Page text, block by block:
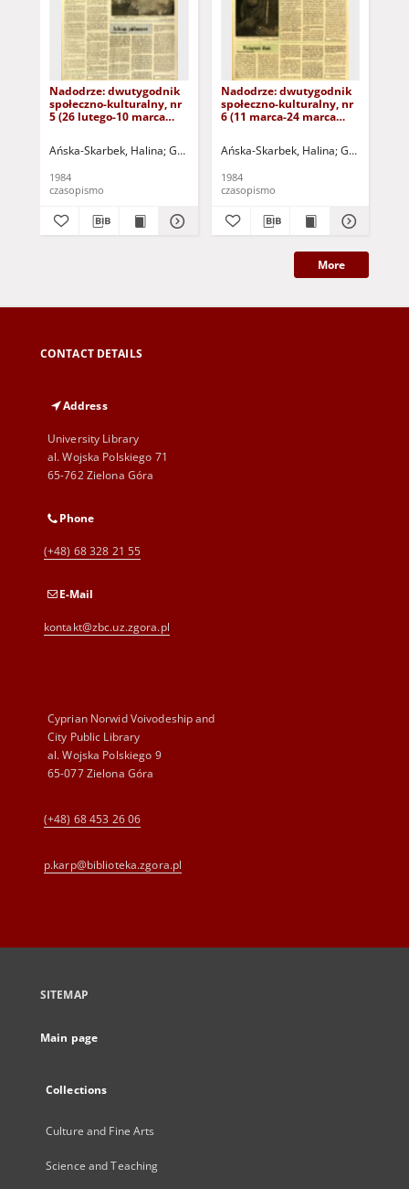
Nadodrze: dwutygodnik
społeczno-kulturalny, nr
5 (26 lutego-10 marca
Ańska-Skarbek, Halina Grabowska, Lucyna Grochomalski, Piotr
1984
czasopismo
Nadodrze: dwutygodnik
społeczno-kulturalny, nr
6 (11 marca-24 marca
Ańska-Skarbek, Halina Grabowska,
1984
czasopismo
More
CONTACT DETAILS
Address
University Library
al. Wojska Polskiego 71
65-762 Zielona Góra
Phone
(+48) 68 328 21 55
E-Mail
kontakt@zbc.uz.zgora.pl
Cyprian Norwid Voivodeship and
City Public Library
al. Wojska Polskiego 9
65-077 Zielona Góra
(+48) 68 453 26 06
p.karp@biblioteka.zgora.pl
SITEMAP
Main page
Collections
Culture and Fine Arts
Science and Teaching